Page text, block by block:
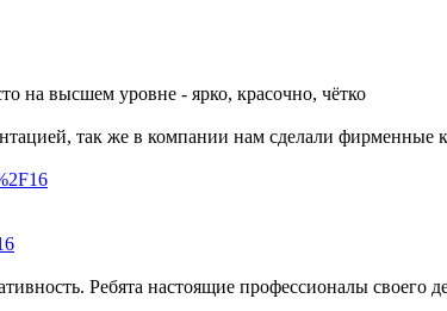
на высшем уровне - ярко, красочно, чётко
так же в компании нам сделали фирменные
Ребята настоящие профессионалы своего